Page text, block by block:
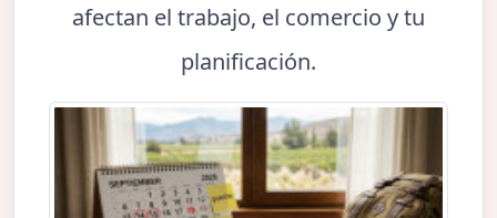
afectan el trabajo, el comercio y tu
planificación.